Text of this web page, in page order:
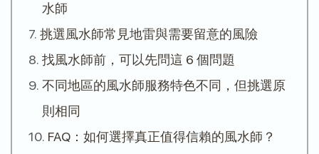
水師
挑選風水師常見地雷與需要留意的風險
找風水師前，可以先問這 6 個問題
不同地區的風水師服務特色不同，但挑選原
則相同
FAQ：如何選擇真正值得信賴的風水師？